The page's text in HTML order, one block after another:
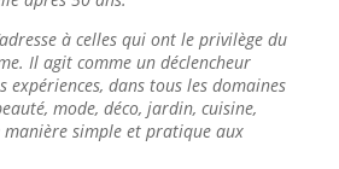
à celles qui ont le privilège du
Il agit comme un déclencheur
expériences, dans tous les domaines
mode, déco, jardin, cuisine,
simple et pratique aux